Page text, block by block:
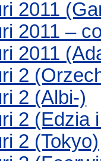
2011
2011 –
2011
2
2 (Albi-)
2 (Edzia
2 (Tokyo)